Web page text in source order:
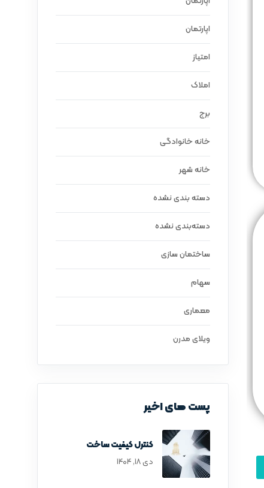
اپارتمان
امتیاز
املاک
برج
خانه خانوادگی
خانه شهر
دسته بندی نشده
دسته‌بندی نشده
ساختمان سازی
سهام
معماری
ویلای مدرن
پست های اخیر
کنترل کیفیت ساخت
دی ۱۸, ۱۴۰۴